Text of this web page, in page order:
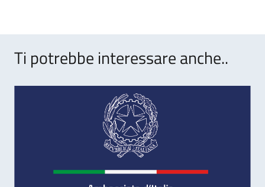
Ti potrebbe interessare anche..